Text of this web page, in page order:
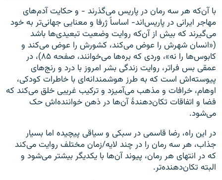
با آن‌که هر سه رمان در پاریس می‌گذرند - و حکایت آدم‌های
مهاجر ایرانی در پاریس‌اند- اساساً ژرفا و معنایی جهانی‌تر به خود
می‌گیرند که بیش از آن‌که روایت وضعیت تبعیدی‌ها باشد
(«انسان شهرش را عوض می‌کند، کشورش را عوض می‌کند و
کابوس‌ها را نه»، وردی که بره‌ها می‌خوانند، صفحه ۸۵)، در
عمقی بس فراتر، روایت زندگی بشر امروز با درد و رنج‌های
پیوسته‌‌اش است که به طرز هوشمندانه‌‌ای با خاطرات کودکی،
اوهام، خرافات و مذهب می‌آمیزد و ترکیب غریبی خلق می‌کند که
فضا و اتفاقات تکان‌دهندهٔ آن‌ها در ذهن خواننده‌‌اش حک
می‌شود.
در این راه، رضا قاسمی در سبکی و سیاقی پیچیده اما بسیار
جذاب، هر سه رمان را در چند لایه/زمان مختلف روایت می‌کند
که در انتهای هر رمان، پیوند آن‌ها با یکدیگر بیشتر می‌شود و
البته تکان‌دهنده‌تر.